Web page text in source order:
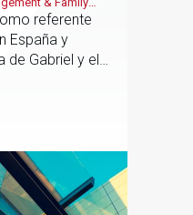
referente
España y
de Gabriel y el